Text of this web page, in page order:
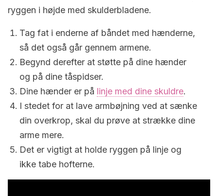
ryggen i højde med skulderbladene.
Tag fat i enderne af båndet med hænderne,
så det også går gennem armene.
Begynd derefter at støtte på dine hænder
og på dine tåspidser.
Dine hænder er på linje med dine skuldre.
I stedet for at lave armbøjning ved at sænke
din overkrop, skal du prøve at strække dine
arme mere.
Det er vigtigt at holde ryggen på linje og
ikke tabe hofterne.